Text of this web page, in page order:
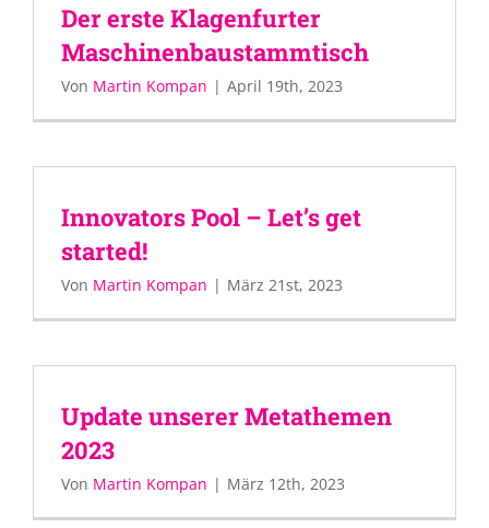
Der erste Klagenfurter
Maschinenbaustammtisch
Von Martin Kompan | April 19th, 2023
Innovators Pool – Let’s get
started!
Von Martin Kompan | März 21st, 2023
Update unserer Metathemen
2023
Von Martin Kompan | März 12th, 2023